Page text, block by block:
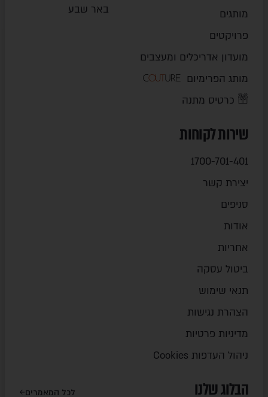
מותגים
פרויקטים
מועדון אדריכלים ומעצבים
מותג הפרימיום
כרטיס מתנה
באר שבע
שירות לקוחות
1700-701-401
יצירת קשר
סניפים
אודות
אחריות
ביטול עסקה
תנאי שימוש
הצהרת נגישות
מדיניות פרטיות
ניהול העדפות Cookies
הבלוג שלנו לכל המאמרים